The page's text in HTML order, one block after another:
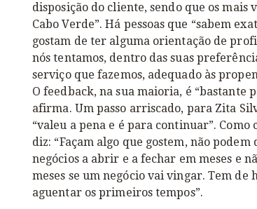
disposição do cliente, sendo que os mais
Cabo Verde”. Há pessoas que “sabem
gostam de ter alguma orientação de
nós tentamos, dentro das suas
serviço que fazemos, adequado às
O feedback, na sua maioria, é “bastante
afirma. Um passo arriscado, para Zita
“valeu a pena e é para continuar”.
diz: “Façam algo que gostem, não
negócios a abrir e a fechar em meses e
meses se um negócio vai vingar. Tem
aguentar os primeiros tempos”.